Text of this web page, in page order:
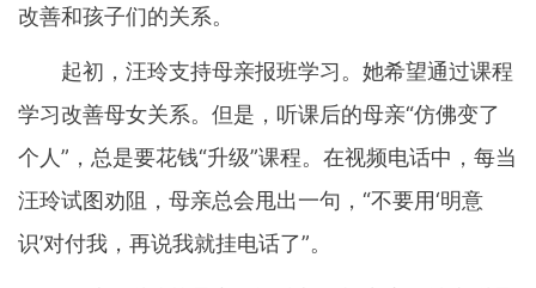
改善和孩子们的关系。
起初，汪玲支持母亲报班学习。她希望通过课程
学习改善母女关系。但是，听课后的母亲“仿佛变了
个人”，总是要花钱“升级”课程。在视频电话中，每当
汪玲试图劝阻，母亲总会甩出一句，“不要用‘明意
识’对付我，再说我就挂电话了”。